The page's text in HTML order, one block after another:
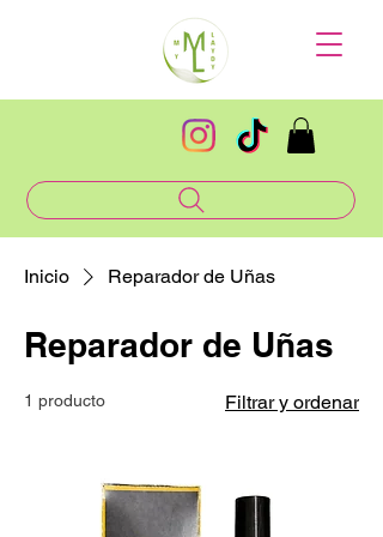
Inicio Reparador de Uñas
Reparador de Uñas
1 producto Filtrar y ordenar